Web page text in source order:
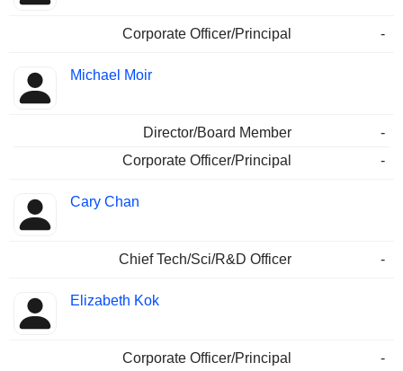
Corporate Officer/Principal -
Michael Moir
Director/Board Member
-
Corporate Officer/Principal
-
Cary Chan
Chief Tech/Sci/R&D Officer -
Elizabeth Kok
Corporate Officer/Principal -